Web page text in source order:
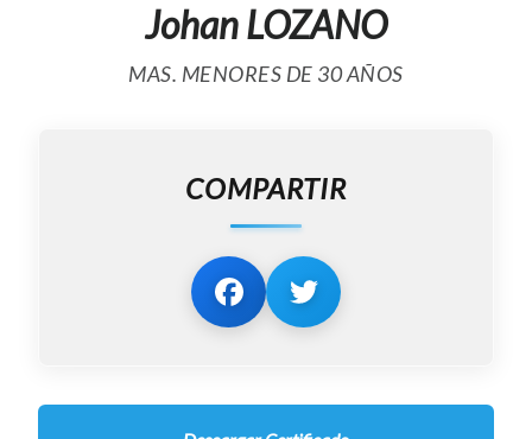
Johan LOZANO
MAS. MENORES DE 30 AÑOS
COMPARTIR